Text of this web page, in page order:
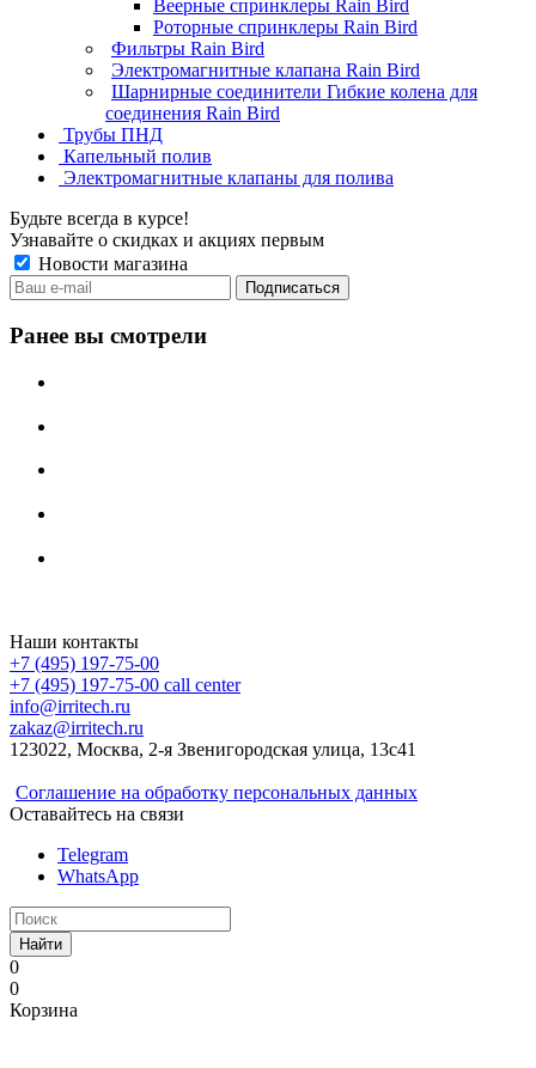
Веерные спринклеры Rain Bird
Роторные спринклеры Rain Bird
Фильтры Rain Bird
Электромагнитные клапана Rain Bird
Шарнирные соединители Гибкие колена для
соединения Rain Bird
Трубы ПНД
Капельный полив
Электромагнитные клапаны для полива
Будьте всегда в курсе!
Узнавайте о скидках и акциях первым
Новости магазина
Ранее вы смотрели
Наши контакты
+7 (495) 197-75-00
+7 (495) 197-75-00 call center
info@irritech.ru
zakaz@irritech.ru
123022, Москва, 2-я Звенигородская улица, 13с41
Соглашение на обработку персональных данных
Оставайтесь на связи
Telegram
WhatsApp
Найти
0
0
Корзина